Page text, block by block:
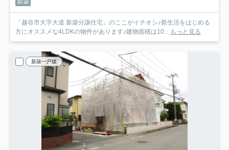
「越谷市大字大道 新築分譲住宅」のここがイチオシ♪新生活をはじめる
方にオススメな4LDKの物件があります♪建物面積は10...
もっと見る
新築一戸建